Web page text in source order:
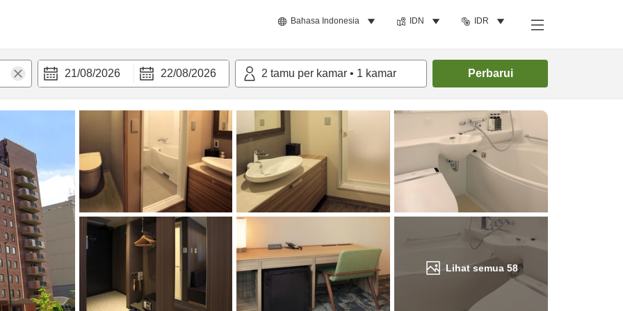
Bahasa Indonesia IDN IDR
21/08/2026 22/08/2026 2 tamu per kamar • 1 kamar Perbarui
Lihat semua 58
Cari kamar